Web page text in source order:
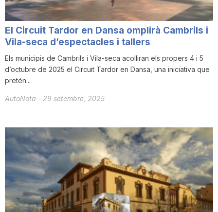
a
r
n
El Circuit Tardor en Dansa omplirà Cambrils i
Vila-seca d’espectacles i tallers
Els municipis de Cambrils i Vila-seca acolliran els propers 4 i 5
d’octubre de 2025 el Circuit Tardor en Dansa, una iniciativa que
pretén...
AutoNota - 29 setembre, 2025